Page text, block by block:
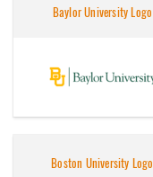
Baylor University Logo
Boston University Logo